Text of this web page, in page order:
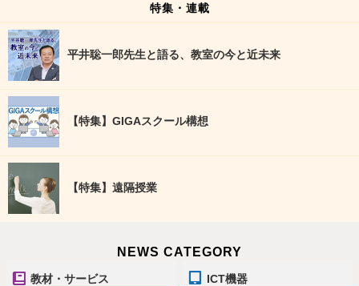
特集・連載
平井聡一郎先生と語る、教室の今と近未来
【特集】GIGAスクール構想
【特集】遠隔授業
NEWS CATEGORY
教材・サービス ICT機器